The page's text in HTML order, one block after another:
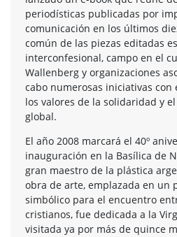
periodísticas publicadas por
comunicación en los últimos
común de las piezas editadas
interconfesional, campo en el
Wallenberg y organizaciones
cabo numerosas iniciativas
los valores de la solidaridad y
global.
El año 2008 marcará el 40º
inauguración en la Basílica de
gran maestro de la plástica
obra de arte, emplazada en un
simbólico para el encuentro
cristianos, fue dedicada a la
visitada ya por más de quince